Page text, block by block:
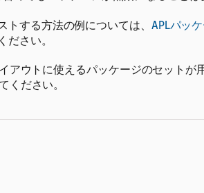
する方法の例については、 APLパッ
ださい。
アウトに使えるパッケージのセットが
ください。